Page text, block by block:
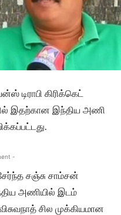
டிராபி கிரிக்கெட்
இதற்கான இந்திய அணி
-
சஞ்சு சாம்சன்
அணியில் இடம்
சில முக்கியமான